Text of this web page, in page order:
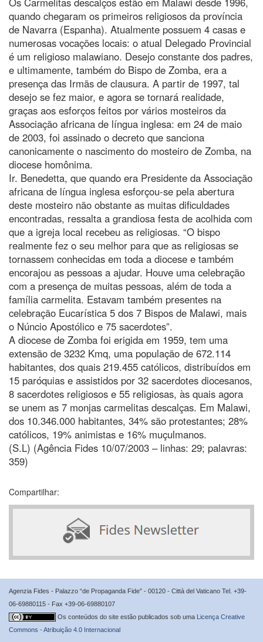
quando chegaram os primeiros religiosos da província
de Navarra (Espanha). Atualmente possuem 4 casas e
numerosas vocações locais: o atual Delegado Provincial
é um religioso malawiano. Desejo constante dos padres,
e ultimamente, também do Bispo de Zomba, era a
presença das Irmãs de clausura. A partir de 1997, tal
desejo se fez maior, e agora se tornará realidade,
graças aos esforços feitos por vários mosteiros da
Associação africana de língua inglesa: em 24 de maio
de 2003, foi assinado o decreto que sanciona
canonicamente o nascimento do mosteiro de Zomba, na
diocese homônima.
Ir. Benedetta, que quando era Presidente da Associação
africana de língua inglesa esforçou-se pela abertura
deste mosteiro não obstante as muitas dificuldades
encontradas, ressalta a grandiosa festa de acolhida com
que a igreja local recebeu as religiosas. “O bispo
realmente fez o seu melhor para que as religiosas se
tornassem conhecidas em toda a diocese e também
encorajou as pessoas a ajudar. Houve uma celebração
com a presença de muitas pessoas, além de toda a
família carmelita. Estavam também presentes na
celebração Eucarística 5 dos 7 Bispos de Malawi, mais
o Núncio Apostólico e 75 sacerdotes”.
A diocese de Zomba foi erigida em 1959, tem uma
extensão de 3232 Kmq, uma população de 672.114
habitantes, dos quais 219.455 católicos, distribuídos em
15 paróquias e assistidos por 32 sacerdotes diocesanos,
8 sacerdotes religiosos e 55 religiosas, às quais agora
se unem as 7 monjas carmelitas descalças. Em Malawi,
dos 10.346.000 habitantes, 34% são protestantes; 28%
católicos, 19% animistas e 16% muçulmanos.
(S.L) (Agência Fides 10/07/2003 – linhas: 29; palavras:
359)
Compartilhar:
Agenzia Fides - Palazzo “de Propaganda Fide” - 00120 - Città del Vaticano Tel. +39-
06-69880115 - Fax +39-06-69880107
Os conteúdos do site estão publicados sob uma Licença Creative
Commons - Atribuição 4.0 Internacional